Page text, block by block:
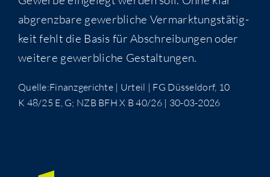
abgrenz­ba­re gewerb­li­che Ver­mark­tungs­tä­tig­
keit fehlt die Basis für Abschrei­bun­gen oder
wei­te­re gewerb­li­che Gestaltungen.
Quelle:Finanzgerichte | Urteil | FG Düs­sel­dorf, 10
K 48/25 E, G; NZB BFH X B 40/26 | 30-03-2026